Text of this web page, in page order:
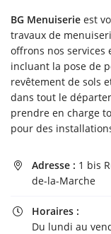
utilisantle formulaire
BG Menuiserie est
travaux de
offrons nos
incluant la pose de
revêtement de sols
dans tout le
prendre en charge
pour des
 Adresse : 1 bis
de-la-Marche

Horaires :
Du lundi au